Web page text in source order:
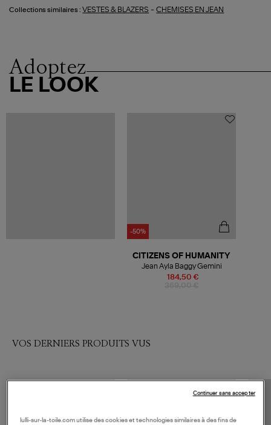
Collections similaires : VESTES & BLAZERS -CHEMISES EN JEAN
Adoptez
LE LOOK
-50%
184,50 €
CITIZENS OF HUMANITY
Jean Ayla Baggy Gemini
VOS DERNIERS PRODUITS VUS
lulli-sur-la-toile.com utilise des cookies et technologies similaires à des fins de
Continuer sans accepter